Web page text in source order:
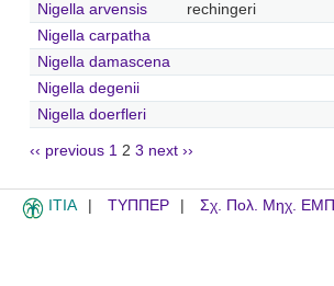
Nigella arvensis
rechingeri
Nigella carpatha
Nigella damascena
Nigella degenii
Nigella doerfleri
‹‹ previous 1 2 3 next ››
ITIA ΤΥΠΠΕΡ Σχ. Πολ. Μηχ. ΕΜΠ